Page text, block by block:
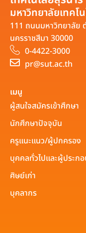
มหาวิทยาลัยเทคโ
111 ถนนมหาวิทยาลัย
นครราชสีมา 30000
0-4422-3000
pr@sut.ac.th
เมนู
ผู้สนใจสมัครเข้าศึกษา
นักศึกษาปัจจุบัน
ครูแนะแนว/ผู้ปกครอง
บุคคลทั่วไปและผู้ประก
ศิษย์เก่า
บุคลากร